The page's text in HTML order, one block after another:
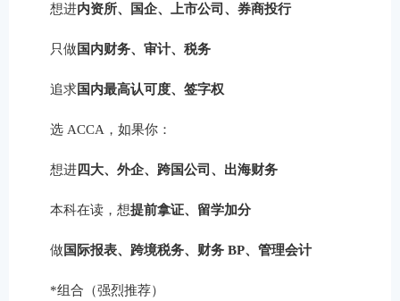
想进内资所、国企、上市公司、券商投行
只做国内财务、审计、税务
追求国内最高认可度、签字权
选 ACCA，如果你：
想进四大、外企、跨国公司、出海财务
本科在读，想提前拿证、留学加分
做国际报表、跨境税务、财务 BP、管理会计
*组合（强烈推荐）